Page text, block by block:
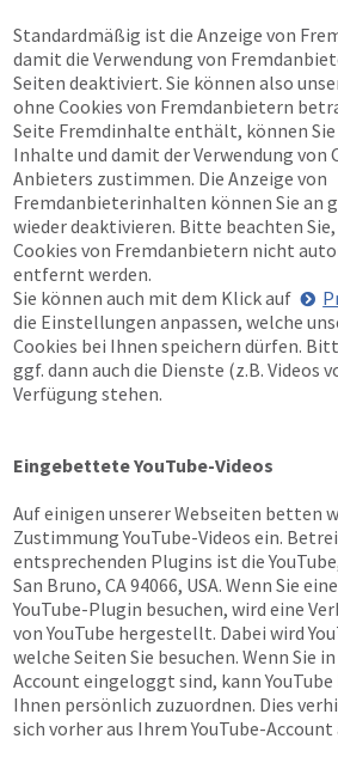
Standardmäßig ist die Anzeige von
damit die Verwendung von
Seiten deaktiviert. Sie können also
ohne Cookies von Fremdanbietern
Seite Fremdinhalte enthält, können Sie
Inhalte und damit der Verwendung von
Anbieters zustimmen. Die Anzeige von
Fremdanbieterinhalten können Sie an
wieder deaktivieren. Bitte beachten
Cookies von Fremdanbietern nicht
entfernt werden.
Sie können auch mit dem Klick auf
die Einstellungen anpassen, welche
Cookies bei Ihnen speichern dürfen.
ggf. dann auch die Dienste (z.B. Videos
Verfügung stehen.
Eingebettete YouTube-Videos
Auf einigen unserer Webseiten betten
Zustimmung YouTube-Videos ein.
entsprechenden Plugins ist die
San Bruno, CA 94066, USA. Wenn Sie
YouTube-Plugin besuchen, wird eine
von YouTube hergestellt. Dabei wird
welche Seiten Sie besuchen. Wenn Sie
Account eingeloggt sind, kann
Ihnen persönlich zuzuordnen. Dies
sich vorher aus Ihrem YouTube-